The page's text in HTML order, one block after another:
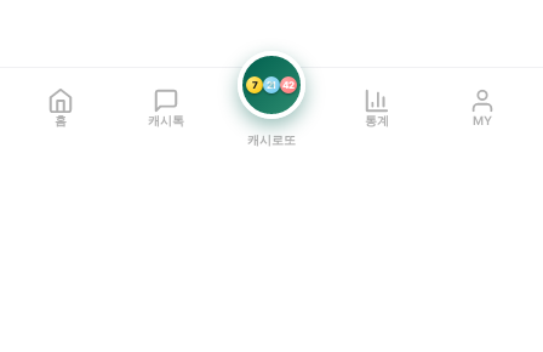
홈 캐시톡
7 21 42
캐시로또
통계 MY